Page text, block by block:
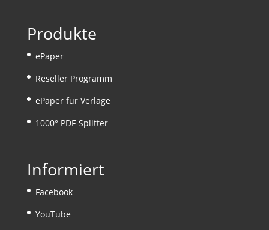
Produkte
ePaper
Reseller Programm
ePaper für Verlage
1000° PDF-Splitter
Informiert
Facebook
YouTube